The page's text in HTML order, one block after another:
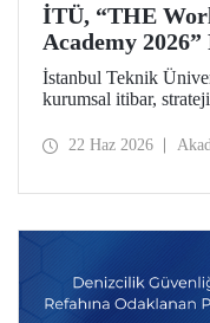
İTÜ, “THE
Academy
İstanbul Teknik
kurumsal itibar,
World 100 Reputation
22 Haz 2026